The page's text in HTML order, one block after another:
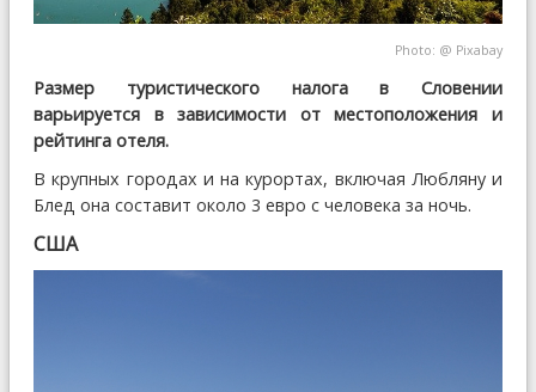
Photo: @ Pixabay
Размер туристического налога в Словении
варьируется в зависимости от местоположения и
рейтинга отеля.
В крупных городах и на курортах, включая Любляну и
Блед она составит около 3 евро с человека за ночь.
США